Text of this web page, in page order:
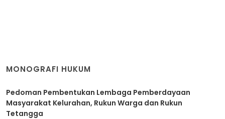
MONOGRAFI HUKUM
Pedoman Pembentukan Lembaga Pemberdayaan
Masyarakat Kelurahan, Rukun Warga dan Rukun
Tetangga